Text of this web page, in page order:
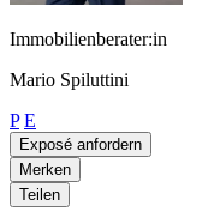
Immobilienberater:in
Mario Spiluttini
P E
Exposé anfordern
Merken
Teilen